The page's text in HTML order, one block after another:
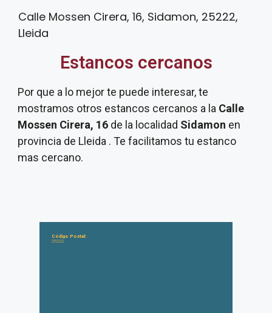
Calle Mossen Cirera, 16, Sidamon, 25222,
Lleida
Estancos cercanos
Por que a lo mejor te puede interesar, te
mostramos otros estancos cercanos a la Calle
Mossen Cirera, 16 de la localidad Sidamon en
provincia de Lleida . Te facilitamos tu estanco
mas cercano.
Código Postal:
25222